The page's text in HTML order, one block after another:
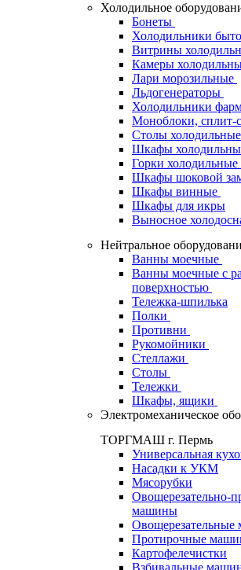
Холодильное
Бонеты
Холодильники
Витрины
Камеры
Лари морозильные
Льдогенераторы
Холодильники
Моноблоки, сплит-
Столы холодильные
Шкафы
Горки холодильные
Шкафы шоковой
Шкафы винные
Шкафы для икры
Выносное
Нейтральное
Ванны моечные
Ванны моечные с
поверхностью
Тележка-шпилька
Полки
Противни
Рукомойники
Стеллажи
Столы
Тележки
Шкафы, ящики
Электромеханическое
ТОРГМАШ г. Пермь
Универсальная
Насадки к УКМ
Мясорубки
Овощерезательно-
машины
Протирочные
Картофелечистки
Взбивальные